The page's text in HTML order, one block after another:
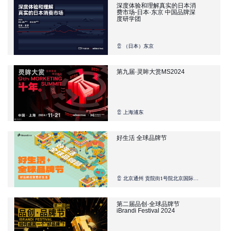
深度体验和理解真实的日本消
费市场-日本·东京 中国品牌深
度研学团
（日本）东京
第九届·灵眸大赏MS2024
上海浦东
好生活 全球品牌节
北京通州 贡院街1号院北京国际财
第二届品创·全球品牌节
iBrandi Festival 2024